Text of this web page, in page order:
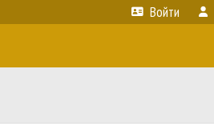
Войти